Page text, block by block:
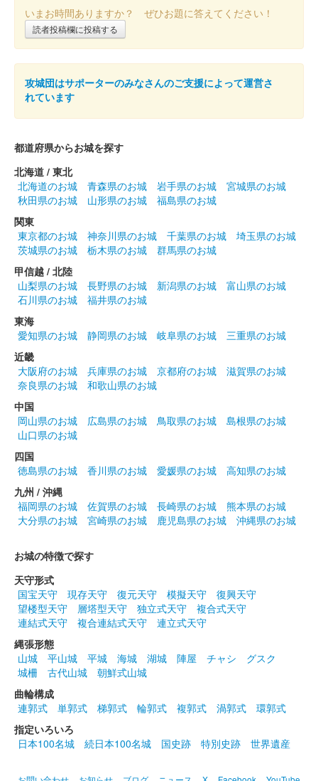
販売終了
歴代城主全32代・14家の家紋を《金の箔押し》で表現し、背景
に桔梗の花を《切絵》でデザインした御城印。
掛川城 御城印
駿府城・田中城・掛川城コラボしている。3枚を繋げると1枚の絵
掛川城 御城印
バックセット版
販売終了
天浜線車両TH2000形と掛川城がデザインされた御城印。株式会
社伊藤園が開発した茶殻を配合したお茶の香りがする特別な紙を
使用。ティーバックは緑茶と抹茶入り玄米茶の2種類がある。
掛川城 御城印 令和7年桜切絵版 紺色
販売終了
ライトアップされる夜桜を切り絵で表現してある。台紙付き。
掛川城 御城印 令和7年桜切絵版 ピンク
販売終了
春陽に照らされる日中の桜を切り絵で表現してある。台紙付き。
掛川城 御城印
販売終了
掛川城 御城印 梅切り絵 ピンク版
販売終了
掛川城 御城印
いまお時間ありますか？ ぜひお題に答えてください！
読者投稿欄に投稿する
攻城団はサポーターのみなさんのご支援によって運営さ
れています
都道府県からお城を探す
北海道 / 東北
北海道のお城
青森県のお城 岩手県のお城
宮城県のお城
秋田県のお城
山形県のお城
福島県のお城
関東
東京都のお城
神奈川県のお城 千葉県のお城
埼玉県のお城
茨城県のお城
栃木県のお城
群馬県のお城
甲信越 / 北陸
山梨県のお城
長野県のお城 新潟県のお城
富山県のお城
石川県のお城
福井県のお城
東海
愛知県のお城
静岡県のお城 岐阜県のお城
三重県のお城
近畿
大阪府のお城
兵庫県のお城 京都府のお城
滋賀県のお城
奈良県のお城
和歌山県のお城
中国
岡山県のお城
広島県のお城 鳥取県のお城
島根県のお城
山口県のお城
四国
徳島県のお城
香川県のお城 愛媛県のお城
高知県のお城
九州 / 沖縄
福岡県のお城
佐賀県のお城 長崎県のお城
熊本県のお城
大分県のお城
宮崎県のお城 鹿児島県のお城 沖縄県のお城
お城の特徴で探す
天守形式
国宝天守
現存天守 復元天守 模擬天守
復興天守
望楼型天守
層塔型天守 独立式天守
複合式天守
連結式天守
複合連結式天守
連立式天守
縄張形態
山城
平山城 平城 海城 湖城 陣屋 チャシ
グスク
城柵
古代山城
朝鮮式山城
曲輪構成
連郭式
単郭式 梯郭式 輪郭式 複郭式 渦郭式
環郭式
指定いろいろ
日本100名城
続日本100名城 国史跡 特別史跡 世界遺産